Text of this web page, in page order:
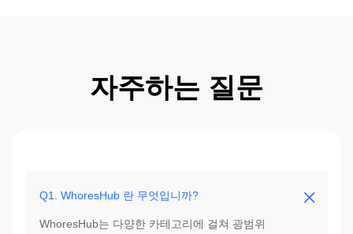
자주하는 질문
Q1. WhoresHub 란 무엇입니까?
WhoresHub는 다양한 카테고리에 걸쳐 광범위